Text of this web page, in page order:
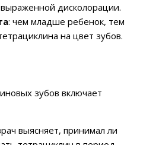
дисколорации.
: чем младше ребенок, тем
на цвет зубов.
зубов включает
выясняет, принимал ли